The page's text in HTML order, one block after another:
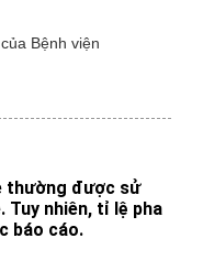
của Bệnh viện
thường được sử
Tuy nhiên, tỉ lệ pha
báo cáo.